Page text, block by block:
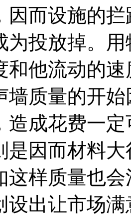
因而设施的
为投放掉。
和他流动的
墙质量的开
造成花费一
是因而材料
这样质量也
设出让市场